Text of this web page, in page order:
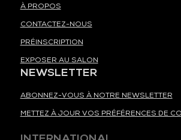
À PROPOS
CONTACTEZ-NOUS
PRÉINSCRIPTION
EXPOSER AU SALON
NEWSLETTER
ABONNEZ-VOUS À NOTRE NEWSLETTER
METTEZ À JOUR VOS PRÉFÉRENCES DE